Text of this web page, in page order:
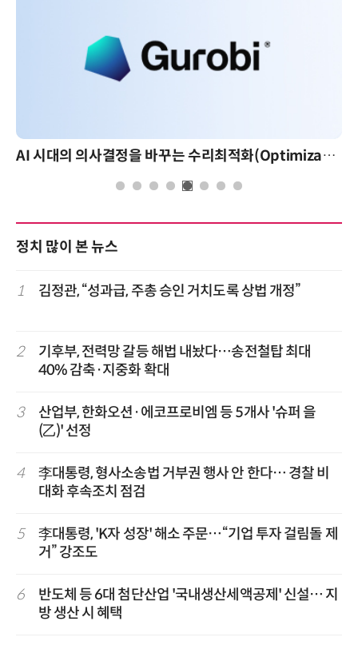
AI 시대의 의사결정을 바꾸는 수리최적화(Optimization): 실제 산업 적용 사례와 활용 전략 AI 핀옵스 실전 세미나: 폭증하는 AI 토큰
정치 많이 본 뉴스
1 김정관, “성과급, 주총 승인 거치도록 상법 개정”
2
기후부, 전력망 갈등 해법 내놨다…송전철탑 최대
40% 감축·지중화 확대
3
산업부, 한화오션·에코프로비엠 등 5개사 '슈퍼 을
(乙)' 선정
4
李대통령, 형사소송법 거부권 행사 안 한다… 경찰 비
대화 후속조치 점검
5
李대통령, 'K자 성장' 해소 주문…“기업 투자 걸림돌 제
거” 강조도
6
반도체 등 6대 첨단산업 '국내생산세액공제' 신설… 지
방 생산 시 혜택